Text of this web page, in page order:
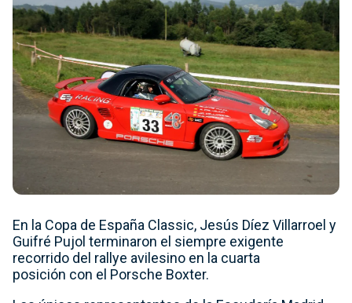
En la Copa de España Classic, Jesús Díez Villarroel y
Guifré Pujol terminaron el siempre exigente
recorrido del rallye avilesino en la cuarta
posición con el Porsche Boxter.